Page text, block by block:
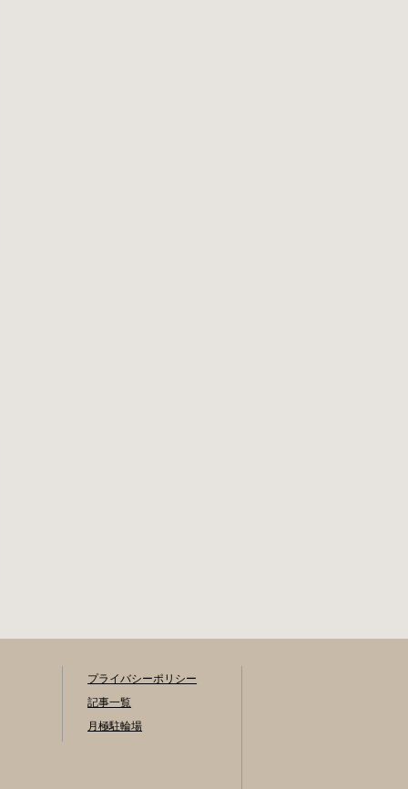
プライバシーポリシー
記事一覧
月極駐輪場